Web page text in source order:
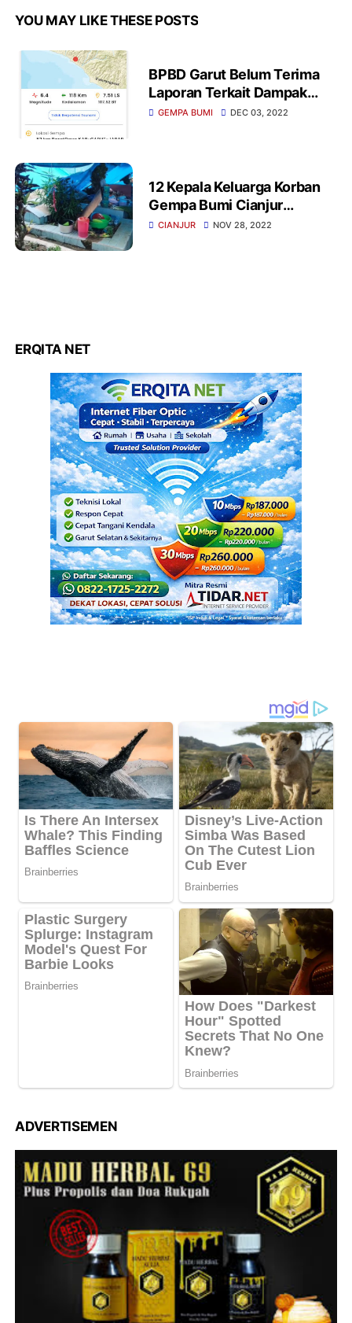
YOU MAY LIKE THESE POSTS
BPBD Garut Belum Terima
Laporan Terkait Dampak
Gempa Bumi Pada Sabtu 3
GEMPA BUMI DEC 03, 2022
12 Kepala Keluarga Korban
Gempa Bumi Cianjur
Mendirikan Tenda Di Atas
CIANJUR NOV 28, 2022
ERQITA NET
ADVERTISEMEN